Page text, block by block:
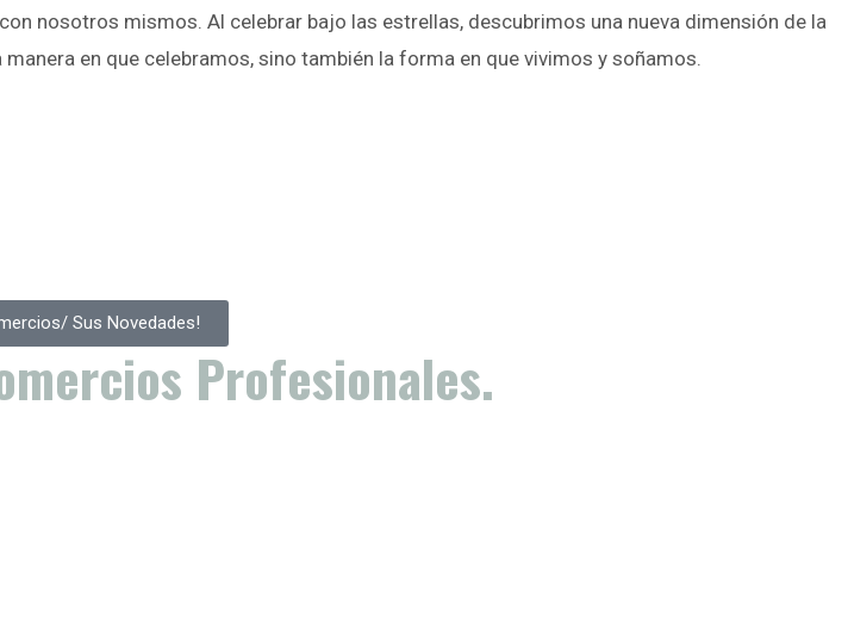
nosotros mismos. Al celebrar bajo las estrellas, descubrimos una nueva dimensión de la
en que celebramos, sino también la forma en que vivimos y soñamos.
Sus Novedades!
Profesionales.